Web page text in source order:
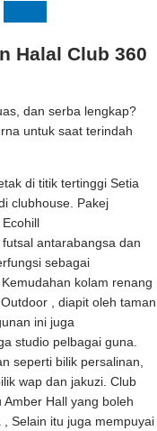
Halal Club 360
dan serba lengkap?
untuk saat terindah
di titik tertinggi Setia
clubhouse. Pakej
antarabangsa dan
sebagai
kolam renang
, diapit oleh taman
ini juga
studio pelbagai guna.
seperti bilik persalinan,
wap dan jakuzi. Club
Hall yang boleh
Selain itu juga mempuyai